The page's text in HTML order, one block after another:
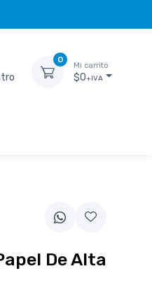
0
Mi carrito
$0+IVA
De Alta